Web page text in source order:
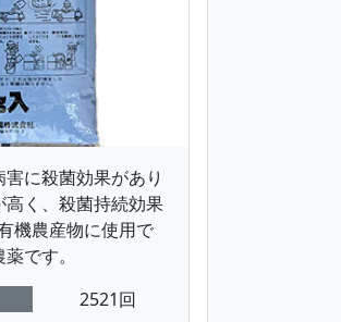
に殺菌効果があり
高く、殺菌持続効果
機農産物に使用で
です。
2521回